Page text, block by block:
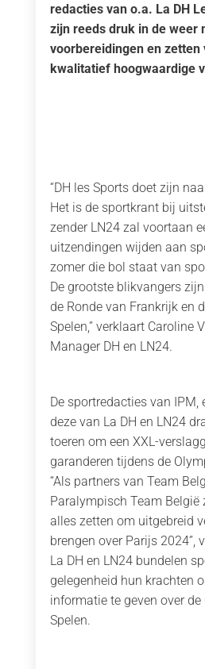
redacties van o.a. La DH
zijn reeds druk in de weer
voorbereidingen en zetten
kwalitatief hoogwaardige
“DH les Sports doet zijn
Het is de sportkrant bij
zender LN24 zal voortaan
uitzendingen wijden aan
zomer die bol staat van
De grootste blikvangers
de Ronde van Frankrijk en
Spelen,” verklaart Caroline
Manager DH en LN24.
De sportredacties van IPM,
deze van La DH en LN24
toeren om een XXL-
garanderen tijdens de
“Als partners van Team
Paralympisch Team België
alles zetten om uitgebreid
brengen over Parijs 2024”,
La DH en LN24 bundelen
gelegenheid hun krachten
informatie te geven over
Spelen.